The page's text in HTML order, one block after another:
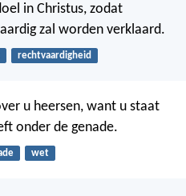
in Christus, zodat
zal worden verklaard.
rechtvaardigheid
u heersen, want u staat
onder de genade.
wet